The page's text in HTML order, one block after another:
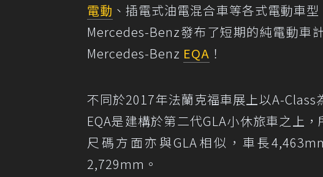
電動 、插電式油電混合車等各式電動車
Mercedes-Benz發布了短期的純電動車
Mercedes-Benz EQA ！
不同於2017年法蘭克福車展上以A-
EQA是建構於第二代GLA小休旅車之上
尺碼方面亦與GLA相似，車長
2,729mm。